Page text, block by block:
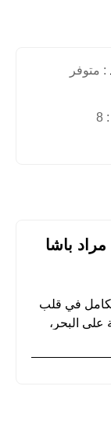
: متوفر
: 8
في قلب
على البحر،
50 مترًا فقط عن البحر، مما